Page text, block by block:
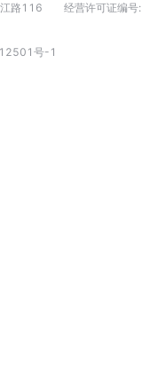
路116 经营许可证编号:
号-1